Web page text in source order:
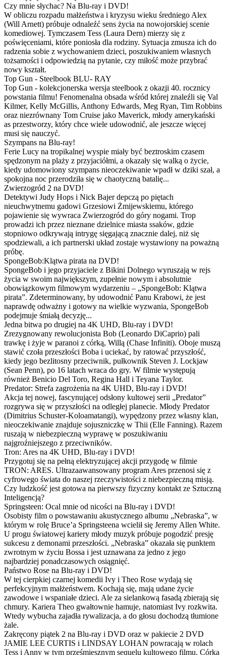
Czy mnie słychac? Na Blu-ray i DVD!
W obliczu rozpadu małżeństwa i kryzysu wieku średniego Alex
(Will Arnett) próbuje odnaleźć sens życia na nowojorskiej scenie
komediowej. Tymczasem Tess (Laura Dern) mierzy się z
poświęceniami, które poniosła dla rodziny. Sytuacja zmusza ich do
radzenia sobie z wychowaniem dzieci, poszukiwaniem własnych
tożsamości i odpowiedzią na pytanie, czy miłość może przybrać
nowy kształt.
Top Gun - Steelbook BLU- RAY
Top Gun - kolekcjonerska wersja steelbook z okazji 40. rocznicy
powstania filmu! Fenomenalna obsada wśród której znaleźli się Val
Kilmer, Kelly McGillis, Anthony Edwards, Meg Ryan, Tim Robbins
oraz niezrównany Tom Cruise jako Maverick, młody amerykański
as przestworzy, który chce wiele udowodnić, ale jeszcze więcej
musi się nauczyć.
Szympans na Blu-ray!
Ferie Lucy na tropikalnej wyspie miały być beztroskim czasem
spędzonym na plaży z przyjaciółmi, a okazały się walką o życie,
kiedy udomowiony szympans nieoczekiwanie wpadł w dziki szał, a
spokojna noc przerodziła się w chaotyczną batalię...
Zwierzogród 2 na DVD!
Detektywi Judy Hops i Nick Bajer depczą po piętach
nieuchwytnemu gadowi Grzesiowi Żmijewskiemu, którego
pojawienie się wywraca Zwierzogród do góry nogami. Trop
prowadzi ich przez nieznane dzielnice miasta ssaków, gdzie
stopniowo odkrywają intrygę sięgającą znacznie dalej, niż się
spodziewali, a ich partnerski układ zostaje wystawiony na poważną
próbę.
SpongeBob:Klątwa pirata na DVD!
SpongeBob i jego przyjaciele z Bikini Dolnego wyruszają w rejs
życia w swoim największym, zupełnie nowym i absolutnie
obowiązkowym filmowym wydarzeniu – „SpongeBob: Klątwa
pirata”. Zdeterminowany, by udowodnić Panu Krabowi, że jest
naprawdę odważny i gotowy na wielkie wyzwania, SpongeBob
podejmuje śmiałą decyzję...
Jedna bitwa po drugiej na 4K UHD, Blu-ray i DVD!
Zrezygnowany rewolucjonista Bob (Leonardo DiCaprio) pali
trawkę i żyje w paranoi z córką, Willą (Chase Infiniti). Oboje muszą
stawić czoła przeszłości Boba i uciekać, by ratować przyszłość,
kiedy jego bezlitosny przeciwnik, pułkownik Steven J. Lockjaw
(Sean Penn), po 16 latach wraca do gry. W filmie występują
również Benicio Del Toro, Regina Hall i Teyana Taylor.
Predator: Strefa zagrożenia na 4K UHD, Blu-ray i DVD!
Akcja tej nowej, fascynującej odsłony kultowej serii „Predator”
rozgrywa się w przyszłości na odległej planecie. Młody Predator
(Dimitrius Schuster-Koloamatangi), wypędzony przez własny klan,
nieoczekiwanie znajduje sojuszniczkę w Thii (Elle Fanning). Razem
ruszają w niebezpieczną wyprawę w poszukiwaniu
najgroźniejszego z przeciwników.
Tron: Ares na 4K UHD, Blu-ray i DVD!
Przygotuj się na pełną elektryzującej akcji przygodę w filmie
TRON: ARES. Ultrazaawansowany program Ares przenosi się z
cyfrowego świata do naszej rzeczywistości z niebezpieczną misją.
Czy ludzkość jest gotowa na pierwszy fizyczny kontakt ze Sztuczną
Inteligencją?
Springsteen: Ocal mnie od nicości na Blu-ray i DVD!
Osobisty film o powstawaniu akustycznego albumu „Nebraska”, w
którym w rolę Bruce’a Springsteena wcielił się Jeremy Allen White.
U progu światowej kariery młody muzyk próbuje pogodzić presję
sukcesu z demonami przeszłości. „Nebraska” okazała się punktem
zwrotnym w życiu Bossa i jest uznawana za jedno z jego
najbardziej ponadczasowych osiągnięć.
Państwo Rose na Blu-ray i DVD!
W tej cierpkiej czarnej komedii Ivy i Theo Rose wydają się
perfekcyjnym małżeństwem. Kochają się, mają udane życie
zawodowe i wspaniałe dzieci. Ale za sielankową fasadą zbierają się
chmury. Kariera Theo gwałtownie hamuje, natomiast Ivy rozkwita.
Wtedy wybucha zajadła rywalizacja, a do głosu dochodzą tłumione
żale.
Zakręcony piątek 2 na Blu-ray i DVD oraz w pakiecie 2 DVD
JAMIE LEE CURTIS i LINDSAY LOHAN powracają w rolach
Tess i Anny w tym prześmiesznym sequelu kultowego filmu. Córka